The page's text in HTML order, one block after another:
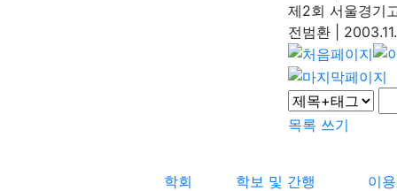
제2회 서울경기
전범환
목록 쓰기
학회
학보 및 간행
이용